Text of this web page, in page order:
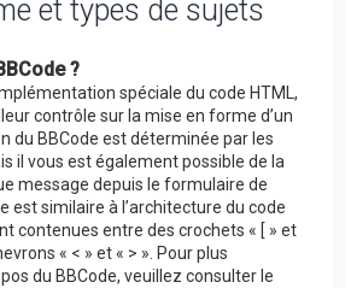
et types de sujets
?
spéciale du code HTML,
contrôle sur la mise en forme d’un
du BBCode est déterminée par les
il vous est également possible de la
message depuis le formulaire de
est similaire à l’architecture du code
contenues entre des crochets « [ » et
« < » et « > ». Pour plus
du BBCode, veuillez consulter le